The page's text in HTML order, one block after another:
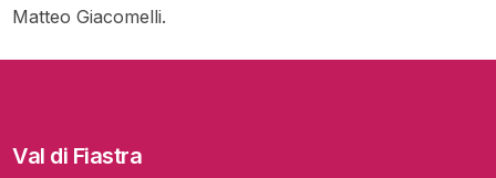
Matteo Giacomelli.
Val di Fiastra